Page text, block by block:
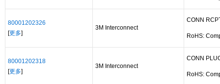
80001202326
[更多]
3M Interconnect
CONN
RoHS:
80001202318
[更多]
3M Interconnect
CONN
RoHS: